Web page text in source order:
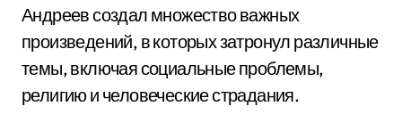
Андреев создал множество важных
произведений, в которых затронул различные
темы, включая социальные проблемы,
религию и человеческие страдания.